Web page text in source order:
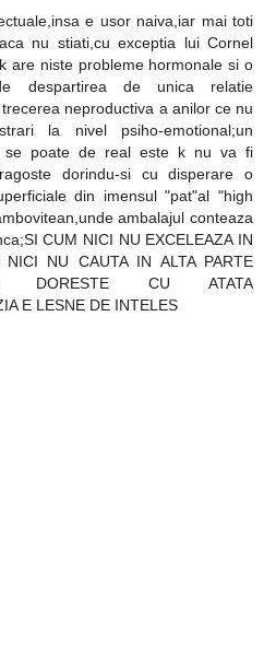
e usor naiva,iar mai toti
nu stiati,cu exceptia lui Cornel
are niste probleme hormonale si o
despartirea de unica relatie
neproductiva a anilor ce nu
la nivel psiho-emotional;un
se poate de real este k nu va fi
dorindu-si cu disperare o
din imensul "pat"al "high
ambalajul conteaza
CUM NICI NU EXCELEAZA IN
NU CAUTA IN ALTA PARTE
CU ATATA
E LESNE DE INTELES